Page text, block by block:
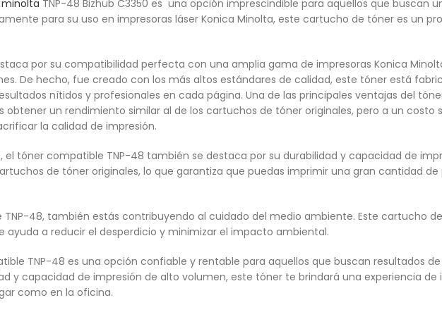
TNP-48 Bizhub C3350 es una opción imprescindible para aquellos que buscan
para su uso en impresoras láser Konica Minolta, este cartucho de tóner es un
por su compatibilidad perfecta con una amplia gama de impresoras Konica
De hecho, fue creado con los más altos estándares de calidad, este tóner está
nítidos y profesionales en cada página. Una de las principales ventajas del
obtener un rendimiento similar al de los cartuchos de tóner originales, pero a un
la calidad de impresión.
el tóner compatible TNP-48 también se destaca por su durabilidad y capacidad de
de tóner originales, lo que garantiza que puedas imprimir una gran cantidad
48, también estás contribuyendo al cuidado del medio ambiente. Este cartucho
ayuda a reducir el desperdicio y minimizar el impacto ambiental.
TNP-48 es una opción confiable y rentable para aquellos que buscan resultados
y capacidad de impresión de alto volumen, este tóner te brindará una experiencia
como en la oficina.